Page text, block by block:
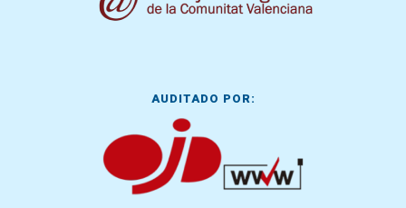
AUDITADO POR: